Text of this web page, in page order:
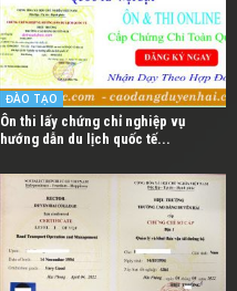
ĐÀO TẠO
Ôn thi lấy chứng chỉ nghiệp vụ
hướng dẫn du lịch quốc tế...